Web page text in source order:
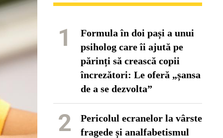
1
Formula în doi pași a unui
psiholog care îi ajută pe
părinți să crească copii
încrezători: Le oferă „șansa
de a se dezvolta”
2
Pericolul ecranelor la vârste
fragede și analfabetismul